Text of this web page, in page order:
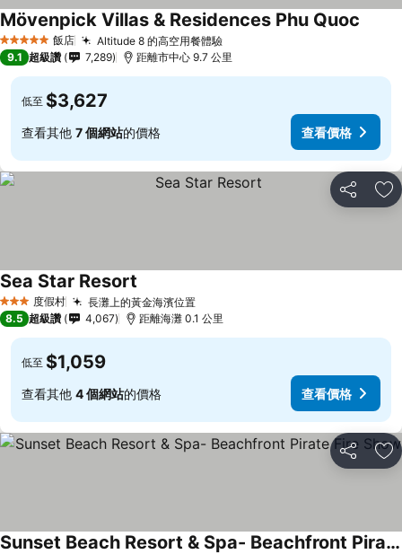
5 星級 飯店 Altitude 8 的高空用餐體驗
Mövenpick Villas & Residences Phu Quoc
9.1 超級讚 7,289 距離市中心 9.7 公里
低至 $3,627
查看其他 7 個網站的價格 查看價格
分享 加
3 星級 度假村 長灘上的黃金海濱位置
Sea Star Resort
8.5 超級讚 4,067 距離海灘 0.1 公里
低至 $1,059
查看其他 4 個網站的價格 查看價格
分享 加
Sunset Beach Resort & Spa- Beachfront Pirate Fire Show